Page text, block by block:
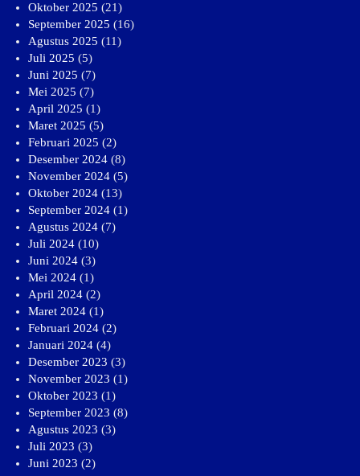
Oktober 2025 (21)
September 2025 (16)
Agustus 2025 (11)
Juli 2025 (5)
Juni 2025 (7)
Mei 2025 (7)
April 2025 (1)
Maret 2025 (5)
Februari 2025 (2)
Desember 2024 (8)
November 2024 (5)
Oktober 2024 (13)
September 2024 (1)
Agustus 2024 (7)
Juli 2024 (10)
Juni 2024 (3)
Mei 2024 (1)
April 2024 (2)
Maret 2024 (1)
Februari 2024 (2)
Januari 2024 (4)
Desember 2023 (3)
November 2023 (1)
Oktober 2023 (1)
September 2023 (8)
Agustus 2023 (3)
Juli 2023 (3)
Juni 2023 (2)